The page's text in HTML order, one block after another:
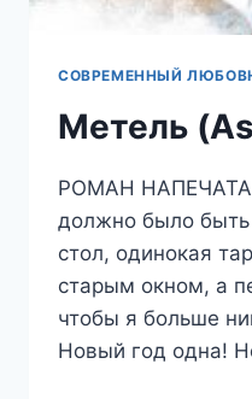
СОВРЕМЕННЫЙ
Метель
РОМАН
должно было
стол, одинокая
старым окном, а
чтобы я больше
Новый год одна!